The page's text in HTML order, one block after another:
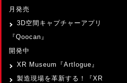
月発売
3D空間キャプチャーアプリ
『Qoocan』
開発中
XR Museum『Artlogue』
製造現場を革新する！『XR